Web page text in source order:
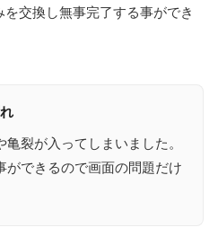
交換し無事完了する事ができ
裂が入ってしまいました。
ができるので画面の問題だけ